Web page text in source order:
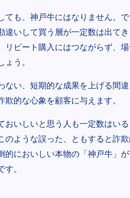
も、神戸牛にはなりません。
違いして買う層が一定数は出て
ピート購入にはつながらず、
う。
い、短期的な成果を上げる間
的な心象を顧客に与えます。
おいしいと思う人も一定数はい
ような誤った、ともすると詐
においしい本物の「神戸牛」
。